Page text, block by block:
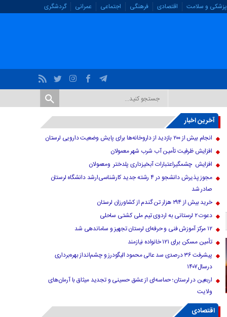
پزشکی و سلامت اقتصادی فرهنگی اجتماعی عمرانی گردشگری
آخرین اخبار
انجام بیش از ۲۰۰ بازدید از داروخانه‌ها برای پایش وضعیت دارویی لرستان
افزایش ظرفیت تأمین آب شرب شهر معمولان
افزایش چشمگیراعتبارات آبخیزداری پلدختر ومعمولان
مجوز پذیرش دانشجو در ۴ رشته جدید کارشناسی‌ارشد دانشگاه لرستان
صادر شد
خرید بیش از ۲۹۴ هزار تن گندم از کشاورزان لرستان
دعوت ۲ لرستانی به اردوی تیم ملی کشتی ساحلی
۱۲ مرکز آموزش فنی و حرفه‌ای لرستان تجهیز و ساماندهی شد
تأمین مسکن برای ۱۲۱ خانواده نیازمند
پیشرفت ۳۶ درصدی سد عالی محمود الیگودرز و چشم‌انداز بهره‌برداری
درسال۱۴۰۷
اربعین در لرستان؛ حماسه‌ای از عشق حسینی و تجدید میثاق با آرمان‌های
ولایت
اقتصادی